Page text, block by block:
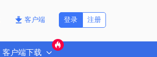
客户端 注册
登录
客户端下载